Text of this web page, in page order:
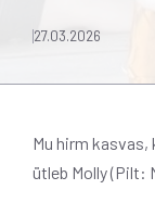
27.03.2026
Mu hirm
ütleb Molly (Pilt: